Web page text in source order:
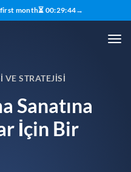
first month⏳ 00:29:43→
VE STRATEJISI
Sanatına
İçin Bir